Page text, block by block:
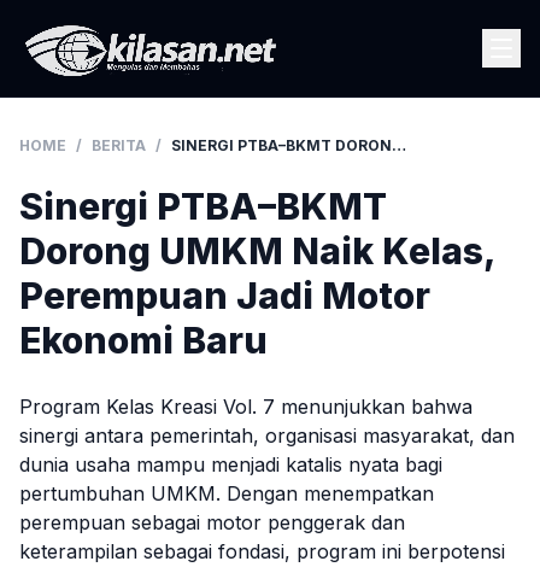
HOME / BERITA / SINERGI PTBA–BKMT DORONG UMKM NAIK KELAS, PEREMPUAN JADI MOTOR EKONOMI BARU
Sinergi PTBA–BKMT
Dorong UMKM Naik Kelas,
Perempuan Jadi Motor
Ekonomi Baru
Program Kelas Kreasi Vol. 7 menunjukkan bahwa
sinergi antara pemerintah, organisasi masyarakat, dan
dunia usaha mampu menjadi katalis nyata bagi
pertumbuhan UMKM. Dengan menempatkan
perempuan sebagai motor penggerak dan
keterampilan sebagai fondasi, program ini berpotensi